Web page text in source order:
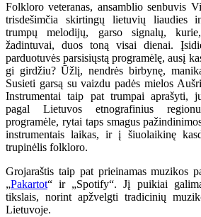
Folkloro veteranas, ansamblio senbuvis
trisdešimčia skirtingų lietuvių liaudies
trumpų melodijų, garso signalų,
žadintuvai, duos toną visai dienai.
parduotuvės parsisiųstą programėlę, ausį
gi girdžiu? Ūžlį, nendrės birbynę,
Susieti garsą su vaizdu padės mielos
Instrumentai taip pat trumpai aprašyti,
pagal Lietuvos etnografinius
programėle, rytai taps smagus
instrumentais laikas, ir į šiuolaikinę
trupinėlis folkloro.
Grojaraštis taip pat prieinamas muzikos
„Pakartot“ ir „Spotify“. Jį puikiai
tikslais, norint apžvelgti tradicinių
Lietuvoje.